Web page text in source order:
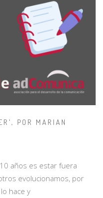
POR MARIAN
años es estar fuera
evolucionamos, por
hace y